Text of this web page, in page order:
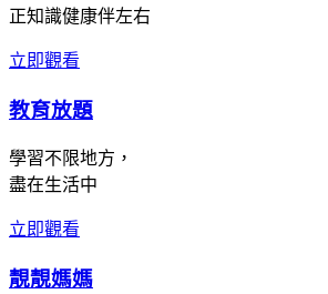
正知識健康伴左右
立即觀看
教育放題
學習不限地方，
盡在生活中
立即觀看
靚靚媽媽